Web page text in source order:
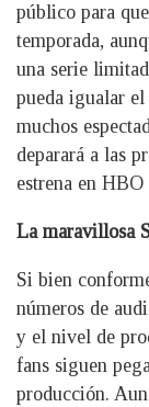
público para
temporada,
una serie
pueda igualar
muchos
deparará a las
estrena en
La maravillosa
Si bien
números de
y el nivel de
fans siguen
producción.